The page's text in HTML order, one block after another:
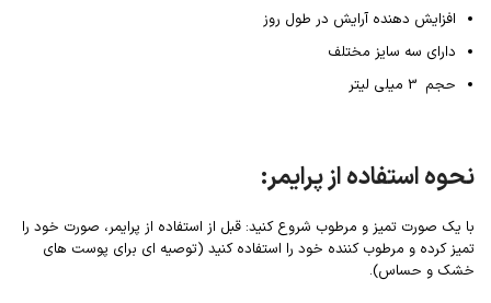
افزایش دهنده آرایش در طول روز
دارای سه سایز مختلف
حجم 3 میلی لیتر
نحوه استفاده از پرایمر:
با یک صورت تمیز و مرطوب شروع کنید: قبل از استفاده از پرایمر، صورت خود را
تمیز کرده و مرطوب کننده خود را استفاده کنید (توصیه ای برای پوست های
خشک و حساس).